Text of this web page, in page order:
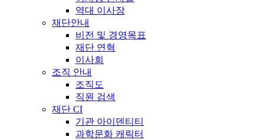
역대 이사장
재단안내
비전 및 경영목표
재단 연혁
이사회
조직 안내
조직도
직원 검색
재단 CI
기관 아이덴티티
과학문화 캐릭터